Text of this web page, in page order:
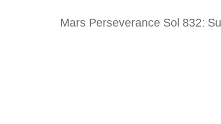
Mars Perseverance Sol 832: